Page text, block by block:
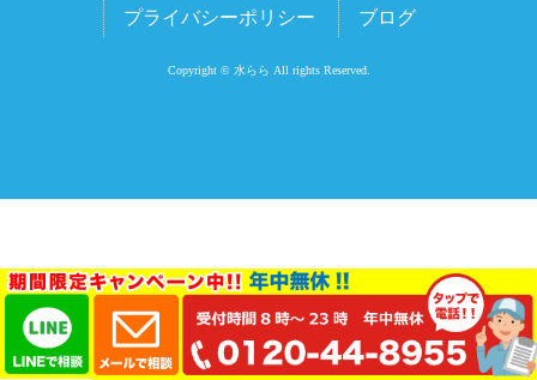
プライバシーポリシー ブログ
Copyright © 水らら All rights Reserved.